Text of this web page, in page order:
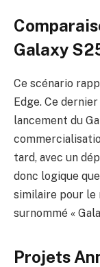
Galaxy
Ce scénario
Edge. Ce
lancement du
tard, avec un
donc logique
similaire pour le
surnommé «
Projets